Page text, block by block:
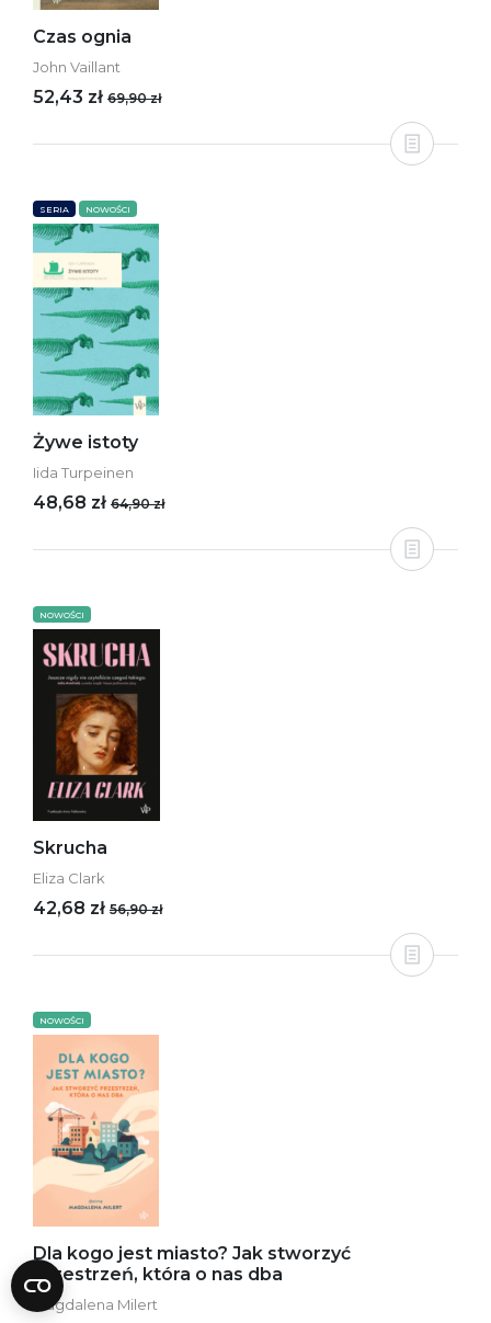
Czas ognia
John Vaillant
52,43 zł 69,90 zł
SERIA NOWOŚCI
Żywe istoty
Iida Turpeinen
48,68 zł 64,90 zł
NOWOŚCI
Skrucha
Eliza Clark
42,68 zł 56,90 zł
NOWOŚCI
Dla kogo jest miasto? Jak stworzyć
przestrzeń, która o nas dba
Magdalena Milert